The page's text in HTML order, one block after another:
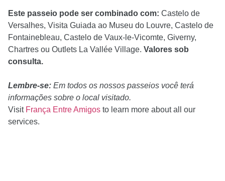
Este passeio pode ser combinado com: Castelo de
Versalhes, Visita Guiada ao Museu do Louvre, Castelo de
Fontainebleau, Castelo de Vaux-le-Vicomte, Giverny,
Chartres ou Outlets La Vallée Village. Valores sob
consulta.
Lembre-se: Em todos os nossos passeios você terá
informações sobre o local visitado.
Visit França Entre Amigos to learn more about all our
services.